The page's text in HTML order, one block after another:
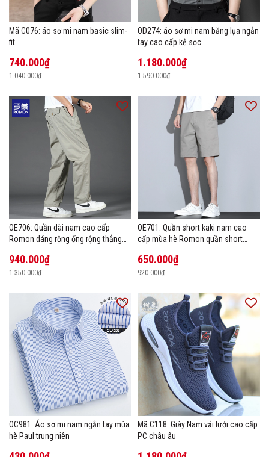
Mã C076: áo sơ mi nam basic slim-
fit
740.000₫
1.040.000₫
OD274: áo sơ mi nam băng lụa ngắn
tay cao cấp kẻ sọc
1.180.000₫
1.590.000₫
OE706: Quần dài nam cao cấp
Romon dáng rộng ống rộng thẳng
940.000₫
1.350.000₫
OE701: Quần short kaki nam cao
cấp mùa hè Romon quần short
650.000₫
920.000₫
OC981: Áo sơ mi nam ngắn tay mùa
hè Paul trung niên
Mã C118: Giày Nam vải lưới cao cấp
PC châu âu